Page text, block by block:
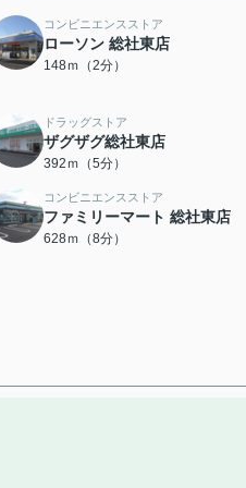
コンビニエンスストア
ローソン 総社東店
148ｍ（2分）
ドラッグストア
ザグザグ総社東店
392ｍ（5分）
コンビニエンスストア
ファミリーマート 総社東店
628ｍ（8分）